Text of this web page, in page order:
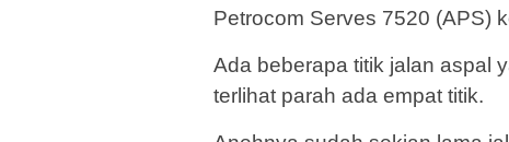
Petrocom Serves 7520 (APS)
Ada beberapa titik jalan aspal
terlihat parah ada empat titik.